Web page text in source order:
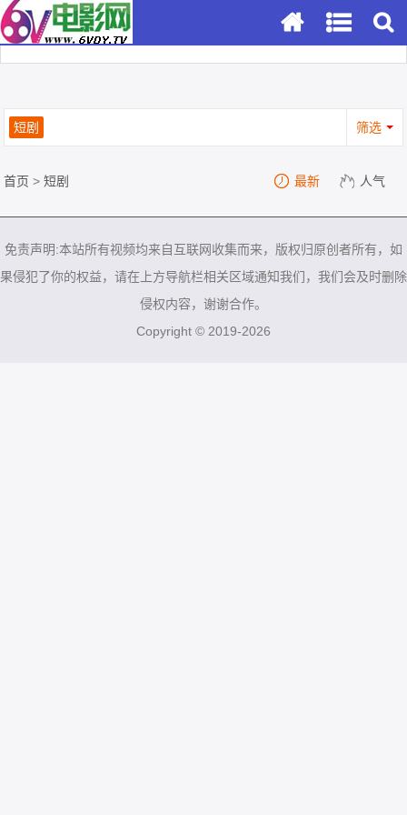
短剧 筛选
首页 >短剧 最新 人气
免责声明:本站所有视频均来自互联网收集而来，版权归原创者所有，如
果侵犯了你的权益，请在上方导航栏相关区域通知我们，我们会及时删除
侵权内容，谢谢合作。
Copyright © 2019-2026